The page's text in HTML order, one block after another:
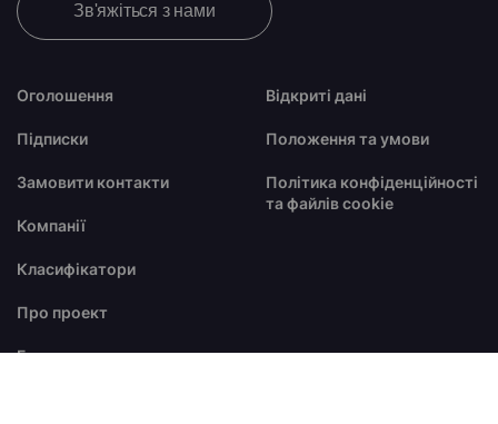
Оголошення
Підписки
Замовити контакти
Компанії
Класифікатори
Про проект
Блог
Відкриті дані
Положення та умови
Політика конфіденційності
та файлів cookie
Зв'яжіться з нами